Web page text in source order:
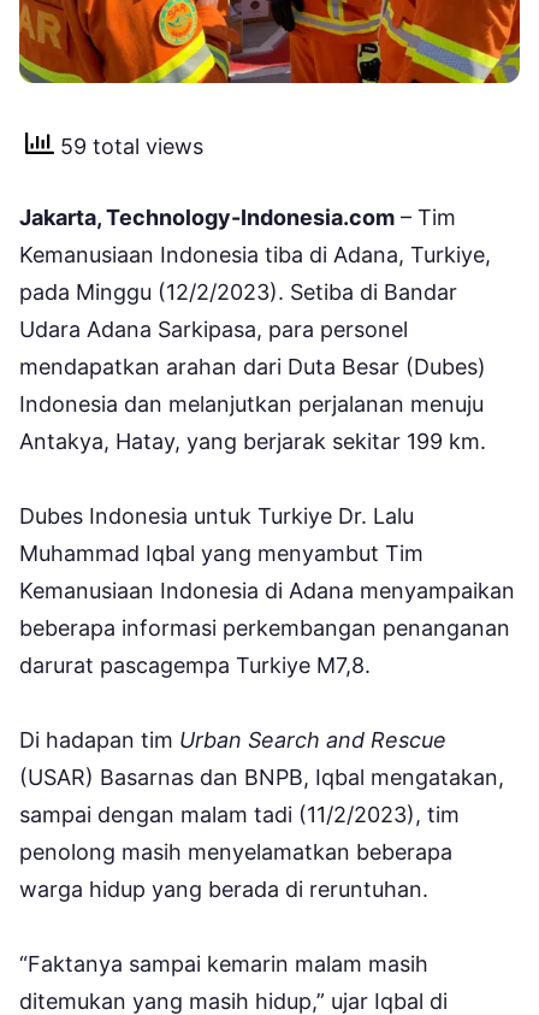
59 total views
Jakarta, Technology-Indonesia.com – Tim
Kemanusiaan Indonesia tiba di Adana, Turkiye,
pada Minggu (12/2/2023). Setiba di Bandar
Udara Adana Sarkipasa, para personel
mendapatkan arahan dari Duta Besar (Dubes)
Indonesia dan melanjutkan perjalanan menuju
Antakya, Hatay, yang berjarak sekitar 199 km.
Dubes Indonesia untuk Turkiye Dr. Lalu
Muhammad Iqbal yang menyambut Tim
Kemanusiaan Indonesia di Adana menyampaikan
beberapa informasi perkembangan penanganan
darurat pascagempa Turkiye M7,8.
Di hadapan tim Urban Search and Rescue
(USAR) Basarnas dan BNPB, Iqbal mengatakan,
sampai dengan malam tadi (11/2/2023), tim
penolong masih menyelamatkan beberapa
warga hidup yang berada di reruntuhan.
“Faktanya sampai kemarin malam masih
ditemukan yang masih hidup,” ujar Iqbal di